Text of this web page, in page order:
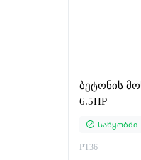
ბეტონის
6.5HP
Საწყობში
PT36